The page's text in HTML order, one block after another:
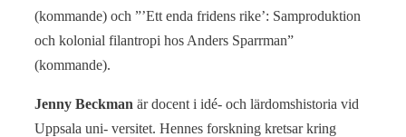
(kommande) och ”’Ett enda fridens rike’: Samproduktion
och kolonial filantropi hos Anders Sparrman”
(kommande).
Jenny Beckman är docent i idé- och lärdomshistoria vid
Uppsala uni- versitet. Hennes forskning kretsar kring